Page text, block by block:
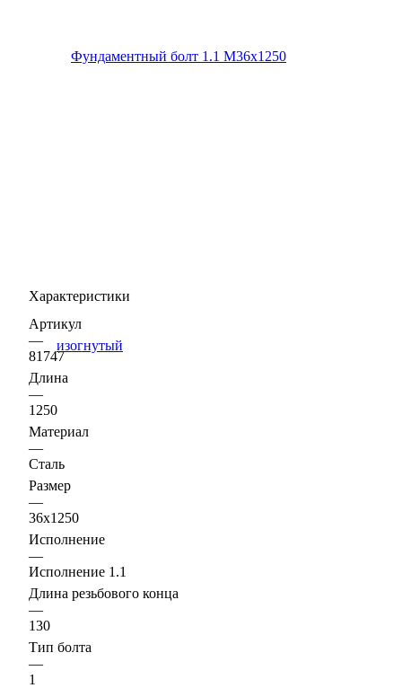
Характеристики
Артикул
—
81747
Длина
—
1250
Материал
—
Сталь
Размер
—
36х1250
Исполнение
—
Исполнение 1.1
Длина резьбового конца
—
130
Тип болта
—
1